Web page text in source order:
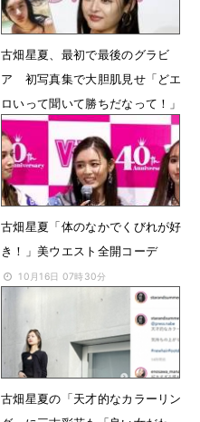
古畑星夏、最初で最後のグラビ
ア 初写真集で大胆肌見せ「どエ
ロいって聞いて勝ちだなって！」
10月23日 07時54分
古畑星夏「体のなかでくびれが好
き！」美ウエスト全開コーデ
10月16日 07時30分
古畑星夏の「天才的なカラーリン